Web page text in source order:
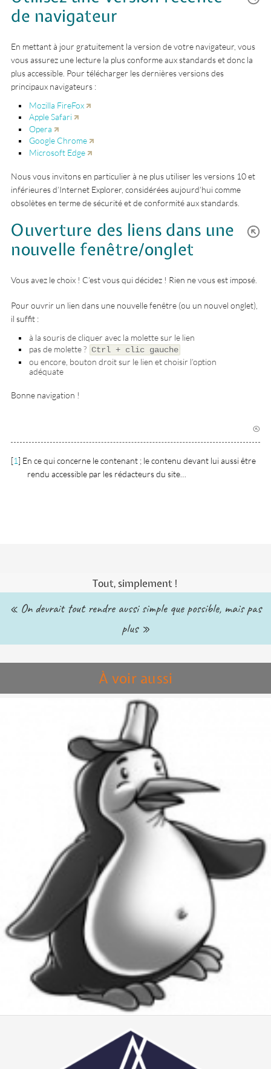
de navigateur
En mettant à jour gratuitement la version de votre navigateur, vous
vous assurez une lecture la plus conforme aux standards et donc la
plus accessible. Pour télécharger les dernières versions des
principaux navigateurs :
Mozilla FireFox
Apple Safari
Opera
Google Chrome
Microsoft Edge
Nous vous invitons en particulier à ne plus utiliser les versions 10 et
inférieures d’Internet Explorer, considérées aujourd’hui comme
obsolètes en terme de sécurité et de conformité aux standards.
Ouverture des liens dans une
nouvelle fenêtre/onglet
Vous avez le choix ! C’est vous qui décidez ! Rien ne vous est imposé.
Pour ouvrir un lien dans une nouvelle fenêtre (ou un nouvel onglet),
il suffit :
à la souris de cliquer avec la molette sur le lien
pas de molette ? Ctrl + clic gauche
ou encore, bouton droit sur le lien et choisir l’option
adéquate
Bonne navigation !
[1] En ce qui concerne le contenant ; le contenu devant lui aussi être
rendu accessible par les rédacteurs du site…
Tout, simplement !
« On devrait tout rendre aussi simple que possible, mais pas
plus »
À voir aussi